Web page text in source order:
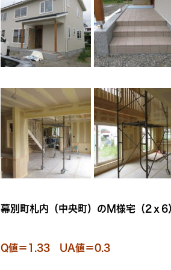
幕別町札内（中央町）のＭ様宅（2ｘ6
Q値＝1.33 UA値＝0.3